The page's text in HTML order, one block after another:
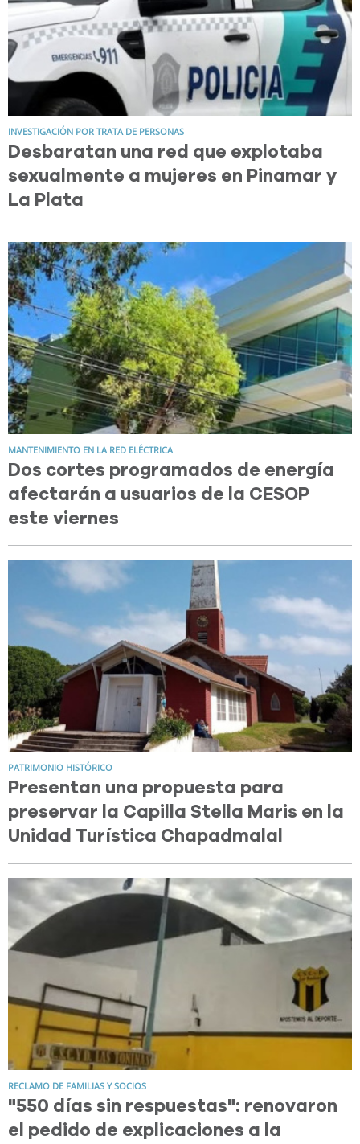
INVESTIGACIÓN POR TRATA DE PERSONAS
Desbaratan una red que explotaba
sexualmente a mujeres en Pinamar y
La Plata
MANTENIMIENTO EN LA RED ELÉCTRICA
Dos cortes programados de energía
afectarán a usuarios de la CESOP
este viernes
PATRIMONIO HISTÓRICO
Presentan una propuesta para
preservar la Capilla Stella Maris en la
Unidad Turística Chapadmalal
RECLAMO DE FAMILIAS Y SOCIOS
"550 días sin respuestas": renovaron
el pedido de explicaciones a la